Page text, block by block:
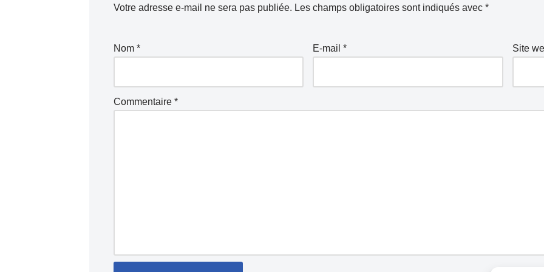
Votre adresse e-mail ne sera pas publiée. Les champs obligatoires sont indiqués avec *
Nom * E-mail* Site
Commentaire *